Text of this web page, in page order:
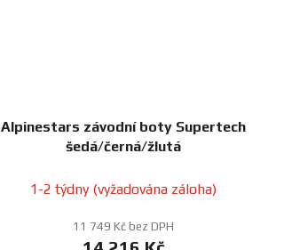
Alpinestars závodní boty Supertech
šedá/černá/žlutá
1-2 týdny (vyžadována záloha)
11 749 Kč bez DPH